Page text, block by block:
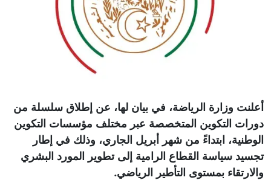
أعلنت وزارة الرياضة، في بيان لها، عن إطلاق سلسلة من
دورات التكوين المتخصصة عبر مختلف مؤسسات التكوين
الوطنية، ابتداءً من شهر أبريل الجاري، وذلك في إطار
تجسيد سياسة القطاع الرامية إلى تطوير المورد البشري
والارتقاء بمستوى التأطير الرياضي.